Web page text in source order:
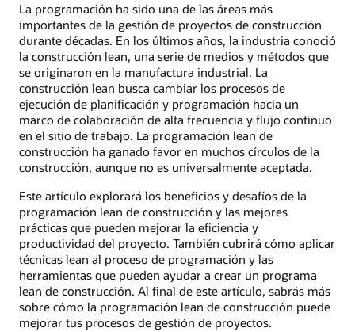
La programación ha sido una de las áreas más
importantes de la gestión de proyectos de construcción
durante décadas. En los últimos años, la industria conoció
la construcción lean, una serie de medios y métodos que
se originaron en la manufactura industrial. La
construcción lean busca cambiar los procesos de
ejecución de planificación y programación hacia un
marco de colaboración de alta frecuencia y flujo continuo
en el sitio de trabajo. La programación lean de
construcción ha ganado favor en muchos círculos de la
construcción, aunque no es universalmente aceptada.
Este artículo explorará los beneficios y desafíos de la
programación lean de construcción y las mejores
prácticas que pueden mejorar la eficiencia y
productividad del proyecto. También cubrirá cómo aplicar
técnicas lean al proceso de programación y las
herramientas que pueden ayudar a crear un programa
lean de construcción. Al final de este artículo, sabrás más
sobre cómo la programación lean de construcción puede
mejorar tus procesos de gestión de proyectos.